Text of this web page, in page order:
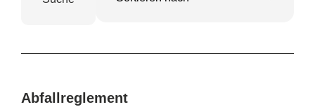
Abfallreglement